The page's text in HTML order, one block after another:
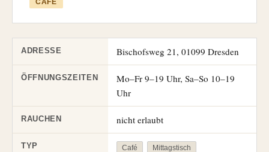
CAFÉ
ADRESSE Bischofsweg 21, 01099 Dresden
ÖFFNUNGSZEITEN
Mo–Fr 9–19 Uhr, Sa–So 10–19
Uhr
RAUCHEN nicht erlaubt
TYP Café Mittagstisch